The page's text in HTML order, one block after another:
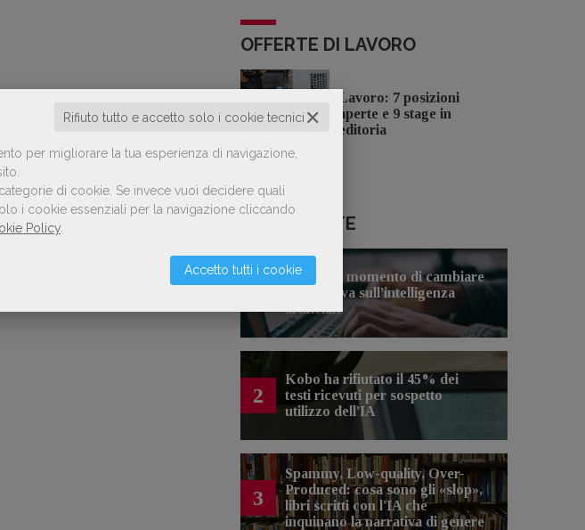
✕
Rifiuto tutto e accetto solo i cookie tecnici
per migliorare la tua esperienza di navigazione,
di cookie. Se invece vuoi decidere quali
i cookie essenziali per la navigazione cliccando
Policy
Accetto tutti i cookie
OFFERTE DI LAVORO
Lavoro: 7 posizioni
aperte e 9 stage in
editoria
LE PIÙ LETTE
1
Forse è il momento di cambiare
prospettiva sull’intelligenza
artificiale
2
Kobo ha rifiutato il 45% dei
testi ricevuti per sospetto
utilizzo dell’IA
3
Spammy, Low-quality, Over-
Produced: cosa sono gli «slop»,
libri scritti con l'IA che
inquinano la narrativa di genere